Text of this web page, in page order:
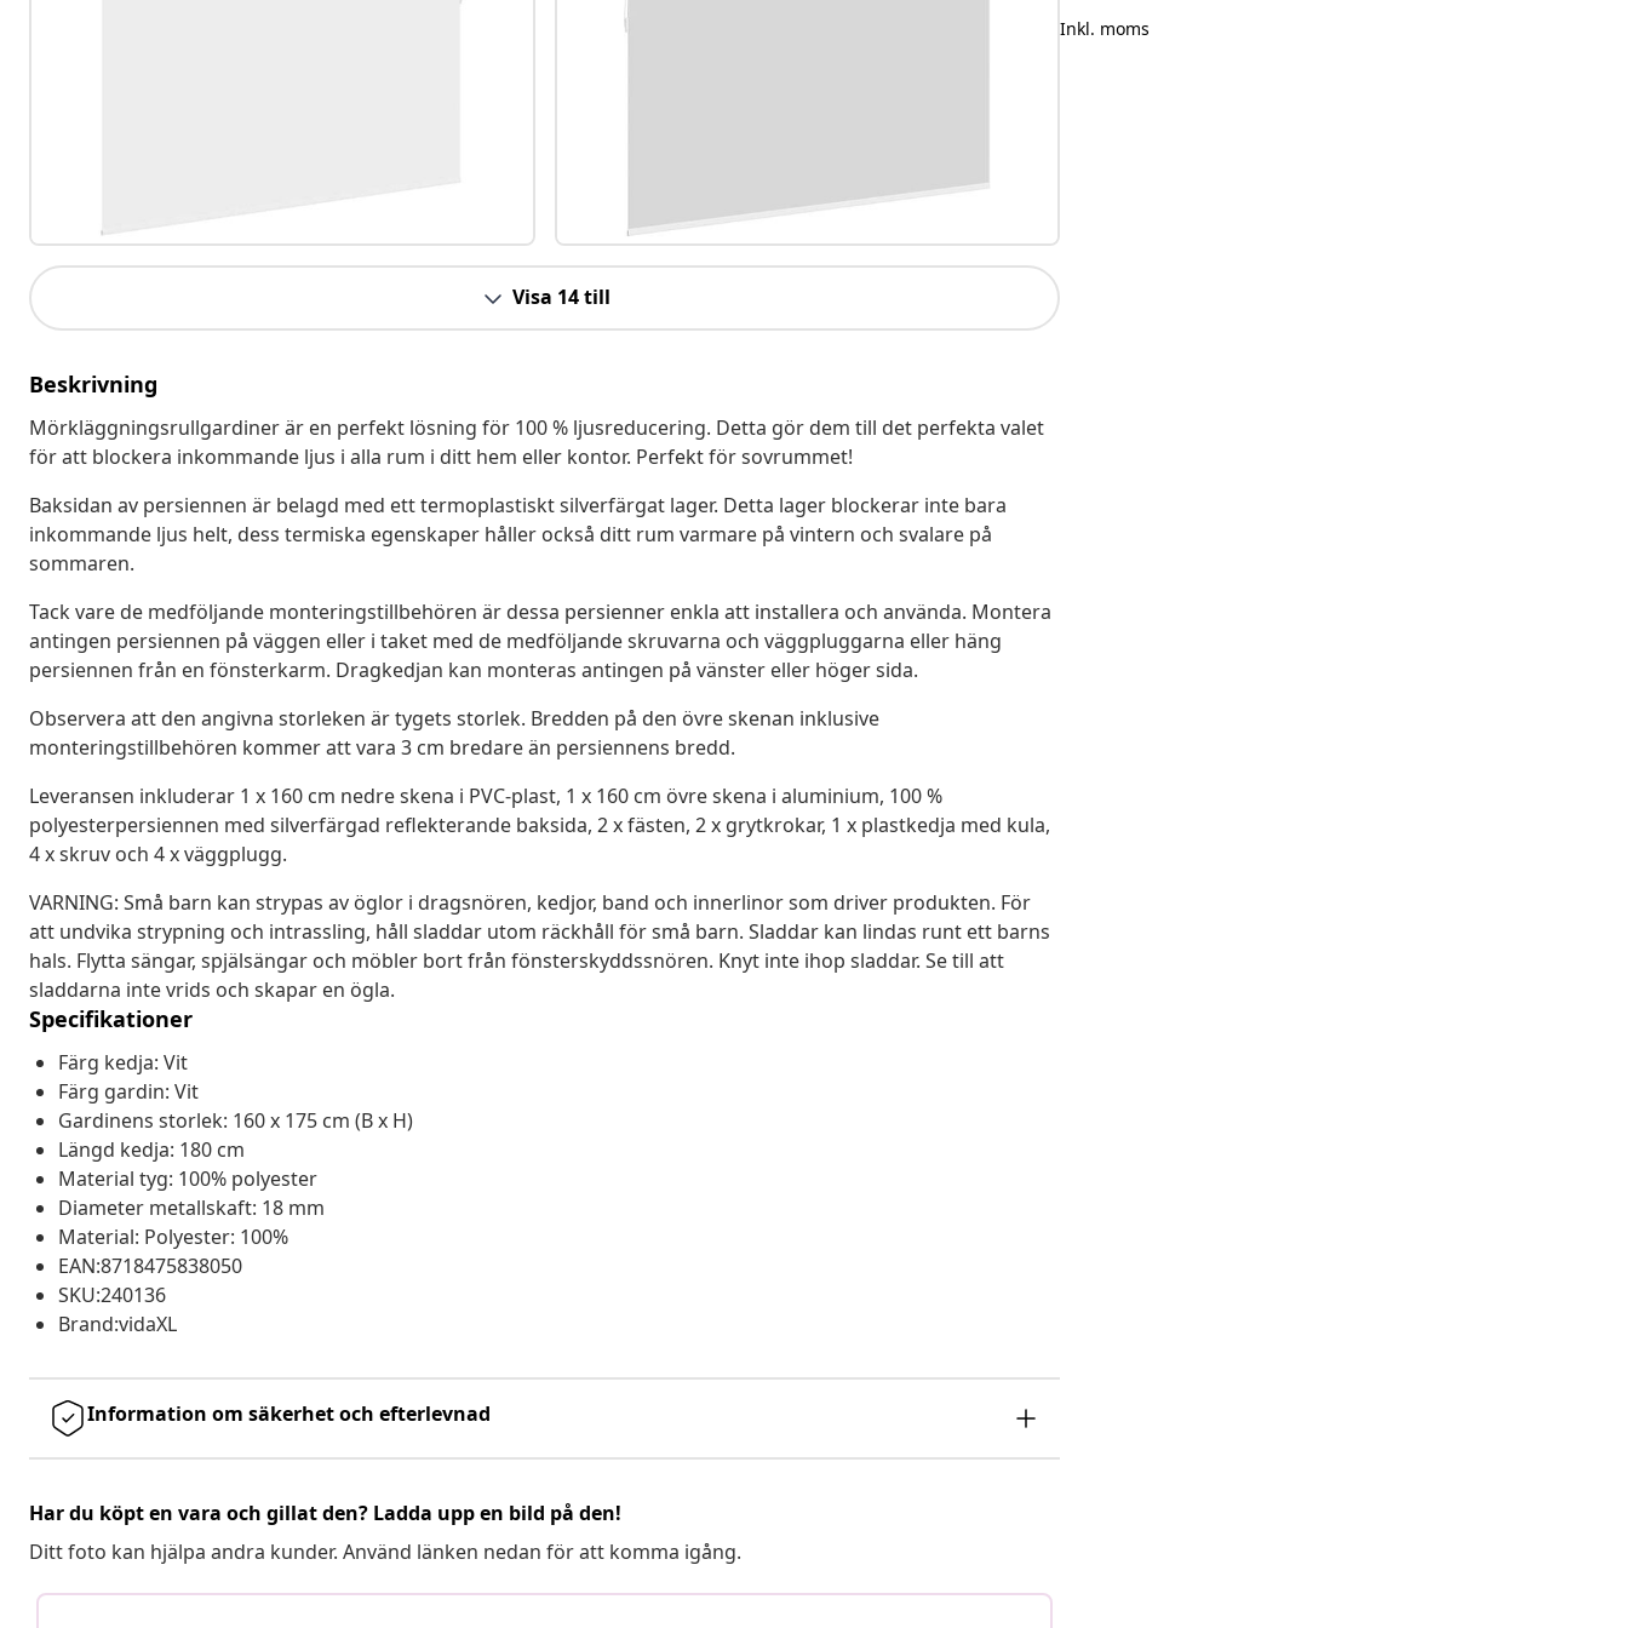
Visa 14 till
Beskrivning
Mörkläggningsrullgardiner är en perfekt lösning för 100 % ljusreducering. Detta gör dem till det perfekta valet
för att blockera inkommande ljus i alla rum i ditt hem eller kontor. Perfekt för sovrummet!
Baksidan av persiennen är belagd med ett termoplastiskt silverfärgat lager. Detta lager blockerar inte bara
inkommande ljus helt, dess termiska egenskaper håller också ditt rum varmare på vintern och svalare på
sommaren.
Tack vare de medföljande monteringstillbehören är dessa persienner enkla att installera och använda. Montera
antingen persiennen på väggen eller i taket med de medföljande skruvarna och väggpluggarna eller häng
persiennen från en fönsterkarm. Dragkedjan kan monteras antingen på vänster eller höger sida.
Observera att den angivna storleken är tygets storlek. Bredden på den övre skenan inklusive
monteringstillbehören kommer att vara 3 cm bredare än persiennens bredd.
Leveransen inkluderar 1 x 160 cm nedre skena i PVC-plast, 1 x 160 cm övre skena i aluminium, 100 %
polyesterpersiennen med silverfärgad reflekterande baksida, 2 x fästen, 2 x grytkrokar, 1 x plastkedja med kula,
4 x skruv och 4 x väggplugg.
VARNING: Små barn kan strypas av öglor i dragsnören, kedjor, band och innerlinor som driver produkten. För
att undvika strypning och intrassling, håll sladdar utom räckhåll för små barn. Sladdar kan lindas runt ett barns
hals. Flytta sängar, spjälsängar och möbler bort från fönsterskyddssnören. Knyt inte ihop sladdar. Se till att
sladdarna inte vrids och skapar en ögla.
Specifikationer
Färg kedja: Vit
Färg gardin: Vit
Gardinens storlek: 160 x 175 cm (B x H)
Längd kedja: 180 cm
Material tyg: 100% polyester
Diameter metallskaft: 18 mm
Material: Polyester: 100%
EAN:8718475838050
SKU:240136
Brand:vidaXL
Information om säkerhet och efterlevnad
Har du köpt en vara och gillat den? Ladda upp en bild på den!
Ditt foto kan hjälpa andra kunder. Använd länken nedan för att komma igång.
Inkl. moms